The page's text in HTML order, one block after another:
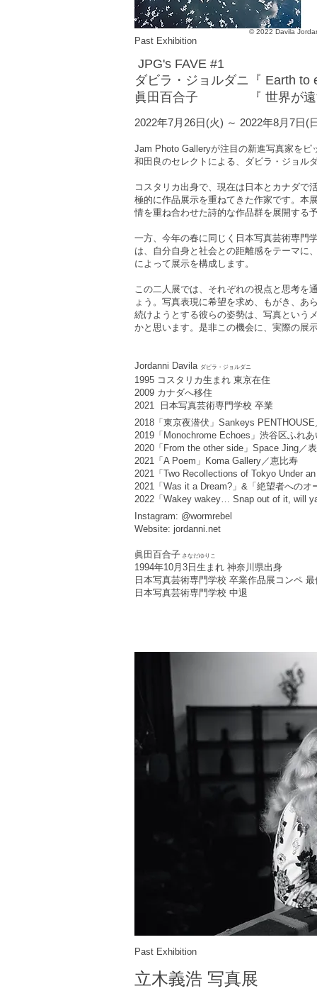
© 2022
Past Exhibition
JPG's FAVE #1
ダビラ・ジョルダニ『 Earth to
眞田百合子 『 世界が遠
2022年7月26日(火) ～ 2022年8月7日(
Jam Photo Galleryが注目の新進写真家をピ
和田良のセレクトによる、ダビラ・ジョル
コスタリカ出身で、現在は日本とカナダで
極的に作品展示を重ねてきた作家です。本
情を重ね合わせた詩的な作品群を展開す
一方、今年の春に同じく日本写真芸術専門
は、自分自身と社会との距離感をテーマに
によって展示を構成します。
この二人展では、それぞれの視点と思考を
ょう。写真表現に希望を求め、もがき、あ
続けようとする彼らの姿勢は、写真という
かと思います。是非この機会に、実際の展
Jordanni Davila ダビラ・ジョルダニ
1995 コスタリカ生まれ 東京在住
2009 カナダへ移住
2021 日本写真芸術専門学校 卒業
2018「東京夜潜伏」Sankeys PENTHOUSE
2019「Monochrome Echoes」渋谷区ふれ
2020「From the other side」Space Jing／
2021「A Poem」Koma Gallery／恵比寿
2021「Two Recollections of Tokyo Under
2021「Was it a Dream?」&「絶望者への
2022「Wakey wakey… Snap out of it, will
Instagram: @wormrebel
Website: jordanni.net
眞田百合子 さなだゆりこ
1994年10月3日生まれ 神奈川県出身
日本写真芸術専門学校 卒業作品展コンペ
日本写真芸術専門学校 中退
Past Exhibition
立木義浩 写真展